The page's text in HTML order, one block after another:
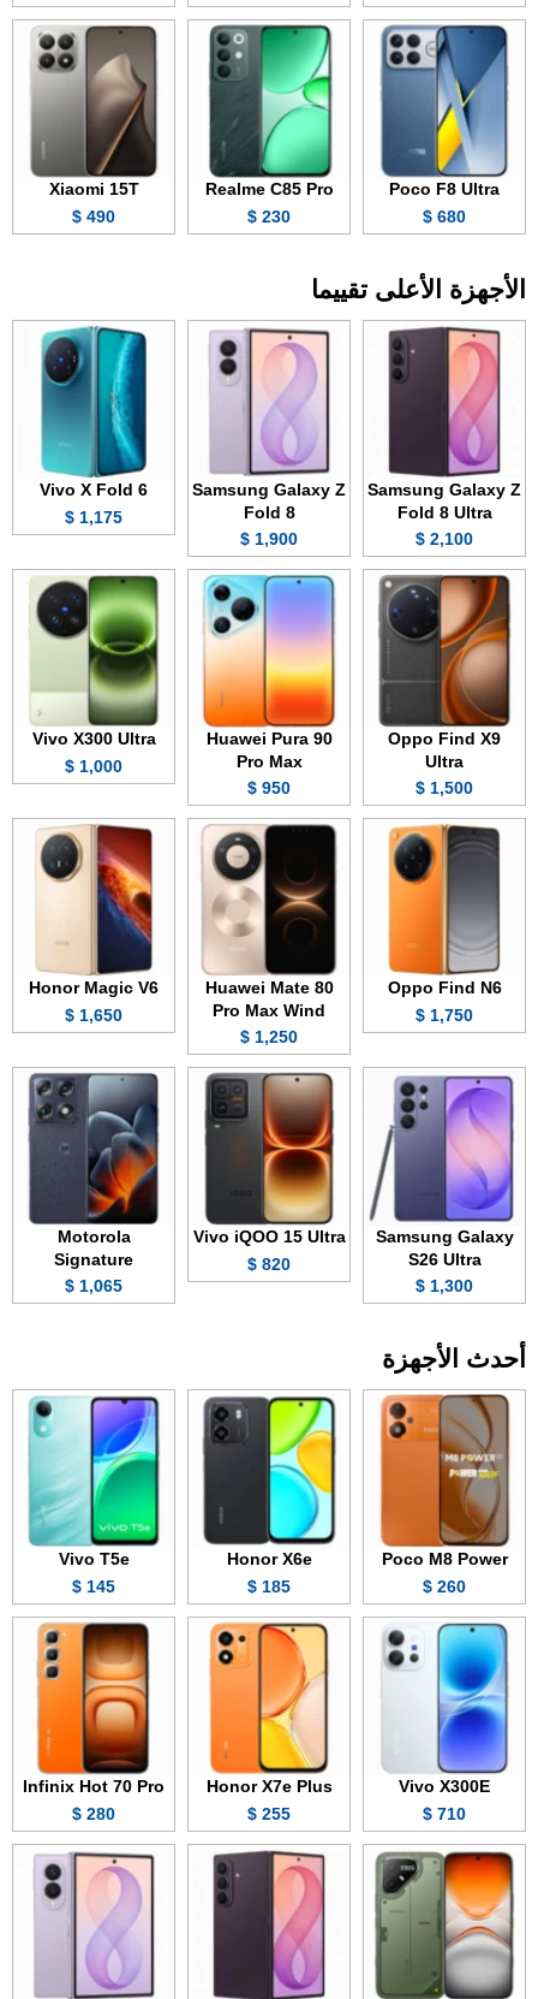
Poco F8 Ultra
680 $
Realme C85 Pro
230 $
Xiaomi 15T
490 $
الأجهزة الأعلى تقييما
Samsung Galaxy Z
Fold 8 Ultra
2,100 $
Samsung Galaxy Z
Fold 8
1,900 $
Vivo X Fold 6
1,175 $
Oppo Find X9
Ultra
1,500 $
Huawei Pura 90
Pro Max
950 $
Vivo X300 Ultra
1,000 $
Oppo Find N6
1,750 $
Huawei Mate 80
Pro Max Wind
1,250 $
Honor Magic V6
1,650 $
Samsung Galaxy
S26 Ultra
1,300 $
Vivo iQOO 15 Ultra
820 $
Motorola
Signature
1,065 $
أحدث الأجهزة
Poco M8 Power
260 $
Honor X6e
185 $
Vivo T5e
145 $
Vivo X300E
710 $
Honor X7e Plus
255 $
Infinix Hot 70 Pro
280 $